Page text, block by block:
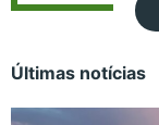
Últimas notícias